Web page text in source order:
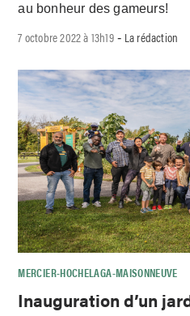
au bonheur des gameurs!
7 octobre 2022 à 13h19- La rédaction
MERCIER-HOCHELAGA-MAISONNEUVE
Inauguration d’un